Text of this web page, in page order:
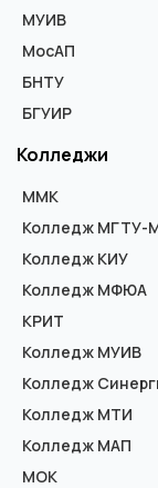
МУИВ
МосАП
БНТУ
БГУИР
Колледжи
ММК
Колледж МГТУ-
Колледж КИУ
Колледж МФЮА
КРИТ
Колледж МУИВ
Колледж
Колледж МТИ
Колледж МАП
МОК